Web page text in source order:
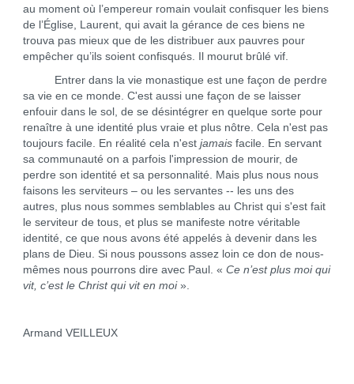
au moment où l’empereur romain voulait confisquer les biens
de l’Église, Laurent, qui avait la gérance de ces biens ne
trouva pas mieux que de les distribuer aux pauvres pour
empêcher qu’ils soient confisqués. Il mourut brûlé vif.
Entrer dans la vie monastique est une façon de perdre
sa vie en ce monde. C'est aussi une façon de se laisser
enfouir dans le sol, de se désintégrer en quelque sorte pour
renaître à une identité plus vraie et plus nôtre. Cela n'est pas
toujours facile. En réalité cela n'est jamaisfacile. En servant
sa communauté on a parfois l'impression de mourir, de
perdre son identité et sa personnalité. Mais plus nous nous
faisons les serviteurs – ou les servantes -- les uns des
autres, plus nous sommes semblables au Christ qui s'est fait
le serviteur de tous, et plus se manifeste notre véritable
identité, ce que nous avons été appelés à devenir dans les
plans de Dieu. Si nous poussons assez loin ce don de nous-
mêmes nous pourrons dire avec Paul. « Ce n’est plus moi qui
vit, c’est le Christ qui vit en moi».
Armand VEILLEUX